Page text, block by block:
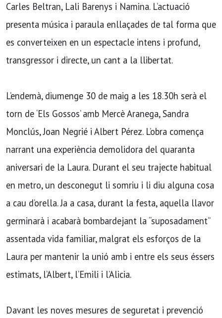
Carles Beltran, Lali Barenys i Namina. L’actuació
presenta música i paraula enllaçades de tal forma que
es converteixen en un espectacle intens i profund,
transgressor i directe, un cant a la llibertat.
L’endemà, diumenge 30 de maig a les 18.30h serà el
torn de ‘Els Gossos’ amb Mercè Aranega, Sandra
Monclús, Joan Negrié i Albert Pérez. L’obra comença
narrant una experiència demolidora del quaranta
aniversari de la Laura. Durant el seu trajecte habitual
en metro, un desconegut li somriu i li diu alguna cosa
a cau d’orella. Ja a casa, durant la festa, aquella llavor
germinarà i acabarà bombardejant la “suposadament”
assentada vida familiar, malgrat els esforços de la
Laura per mantenir la unió amb i entre els seus éssers
estimats, l’Albert, l’Emili i l’Alicia.
Davant les noves mesures de seguretat i prevenció